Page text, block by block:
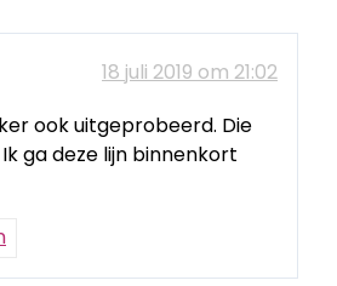
18 juli 2019 om 21:02
ook uitgeprobeerd. Die
ga deze lijn binnenkort